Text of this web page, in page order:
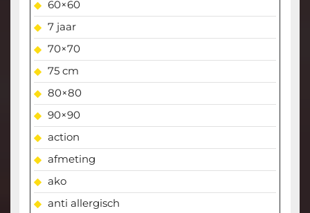
60×60
7 jaar
70×70
75 cm
80×80
90×90
action
afmeting
ako
anti allergisch